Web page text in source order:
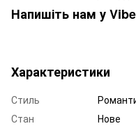
Напишіть нам у
Характеристики
Стиль
Стан
Нове